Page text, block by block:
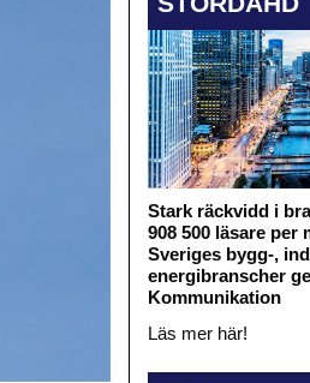
Stark räckvidd i
908 500 läsare per
Sveriges bygg-,
energibranscher
Kommunikation
Läs mer här!